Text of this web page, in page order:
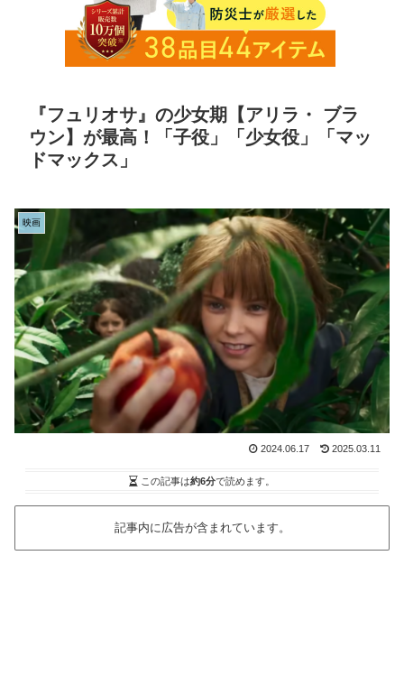
『フュリオサ』の少女期【アリラ・ ブラ
ウン】が最高！「子役」「少女役」「マッ
ドマックス」
映画
2024.06.17 2025.03.11
この記事は約6分で読めます。
記事内に広告が含まれています。